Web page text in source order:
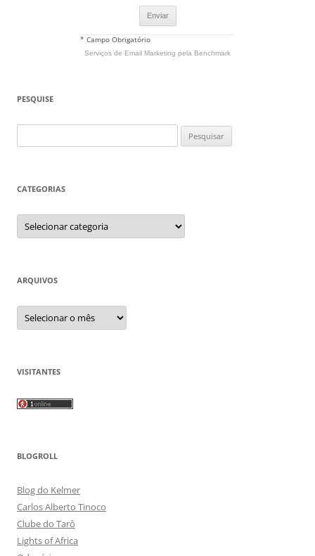
* Campo Obrigatório
Serviços de Email Marketing pela Benchmark
PESQUISE
por:
CATEGORIAS
Categorias
ARQUIVOS
Arquivos
VISITANTES
BLOGROLL
Blog do Kelmer
Carlos Alberto Tinoco
Clube do Tarô
Lights of Africa